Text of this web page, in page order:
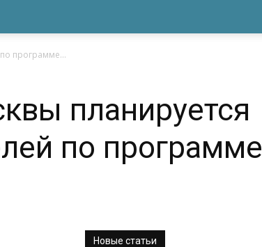
программе...
планируется
по программе
Новые статьи